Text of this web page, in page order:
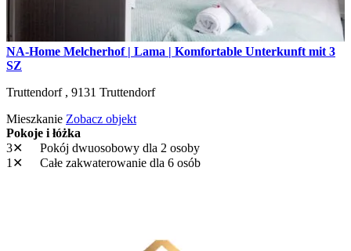
NA-Home Melcherhof | Lama | Komfortable Unterkunft mit 3
SZ
Truttendorf , 9131 Truttendorf
Mieszkanie Zobacz objekt
Pokoje i łóżka
3✕
Pokój dwuosobowy dla 2 osoby
1✕
Całe zakwaterowanie dla 6 osób